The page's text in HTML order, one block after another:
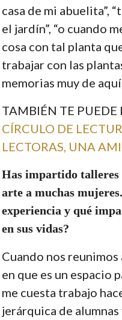
casa de mi abuelita”,
el jardín”, “o cuando
cosa con tal planta
trabajar con las
memorias muy de
TAMBIÉN TE PUEDE
CÍRCULO DE
LECTORAS, UNA
Has impartido talleres
arte a muchas
experiencia y qué
en sus vidas?
Cuando nos
en que es un espacio
me cuesta trabajo
jerárquica de